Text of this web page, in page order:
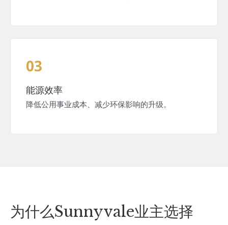
03
能源效率
降低公用事业成本、减少环保影响的升级。
为什么Sunnyvale业主选择